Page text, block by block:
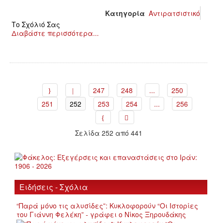
Κατηγορία Αντιρατσιστικό
Το Σχόλιό Σας
Διαβάστε περισσότερα...
247 248 ...
250
251
252 253 254 ... 256
Σελίδα 252 από 441
Ειδήσεις - Σχόλια
“Παρά μόνο τις αλυσίδες”: Κυκλοφορούν “Οι Ιστορίες
του Γιάννη Φελέκη” - γράφει ο Νίκος Ξηρουδάκης